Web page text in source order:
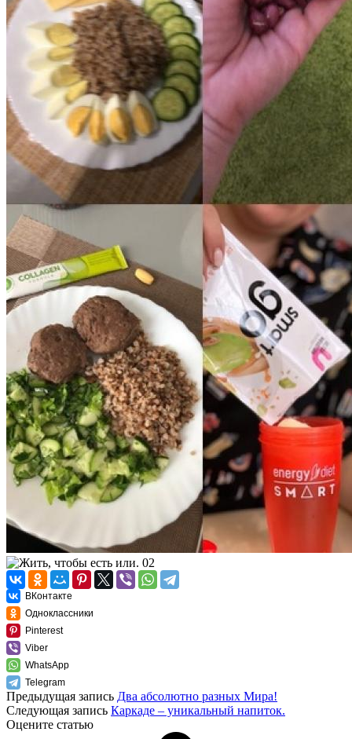
ВКонтакте
Одноклассники
Pinterest
Viber
WhatsApp
Telegram
Предыдущая запись Два абсолютно разных Мира!
Следующая запись Каркаде – уникальный напиток.
Оцените статью